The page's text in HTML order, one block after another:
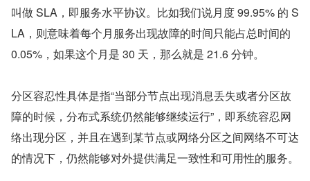
叫做 SLA，即服务水平协议。比如我们说月度 99.95% 的 S
LA，则意味着每个月服务出现故障的时间只能占总时间的
0.05%，如果这个月是 30 天，那么就是 21.6 分钟。
分区容忍性具体是指“当部分节点出现消息丢失或者分区故
障的时候，分布式系统仍然能够继续运行”，即系统容忍网
络出现分区，并且在遇到某节点或网络分区之间网络不可达
的情况下，仍然能够对外提供满足一致性和可用性的服务。